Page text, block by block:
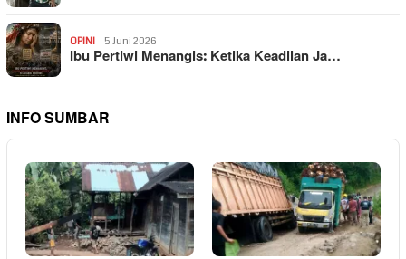
OPINI 5 Juni 2026
Ibu Pertiwi Menangis: Ketika Keadilan Ja…
INFO SUMBAR